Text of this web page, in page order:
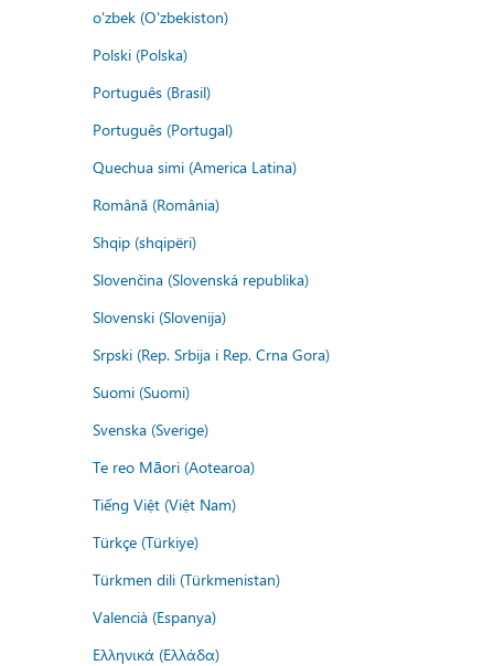
o'zbek (O'zbekiston)
Polski (Polska)
Português (Brasil)
Português (Portugal)
Quechua simi (America Latina)
Română (România)
Shqip (shqipëri)
Slovenčina (Slovenská republika)
Slovenski (Slovenija)
Srpski (Rep. Srbija i Rep. Crna Gora)
Suomi (Suomi)
Svenska (Sverige)
Te reo Māori (Aotearoa)
Tiếng Việt (Việt Nam)
Türkçe (Türkiye)
Türkmen dili (Türkmenistan)
Valencià (Espanya)
Ελληνικά (Ελλάδα)